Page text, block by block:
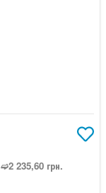
➫2 235,60 грн.